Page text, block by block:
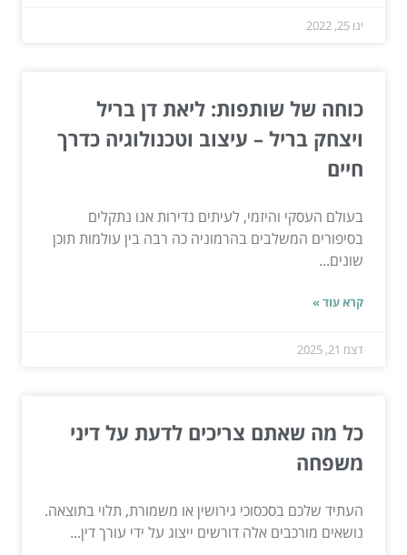
ינו 25, 2022
כוחה של שותפות: ליאת דן בריל
ויצחק בריל – עיצוב וטכנולוגיה כדרך
חיים
בעולם העסקי והיזמי, לעיתים נדירות אנו נתקלים
בסיפורים המשלבים בהרמוניה כה רבה בין עולמות תוכן
שונים...
קרא עוד »
דצמ 21, 2025
כל מה שאתם צריכים לדעת על דיני
משפחה
העתיד שלכם בסכסוכי גירושין או משמורת, תלוי בתוצאה.
נושאים מורכבים אלה דורשים ייצוג על ידי עורך דין...